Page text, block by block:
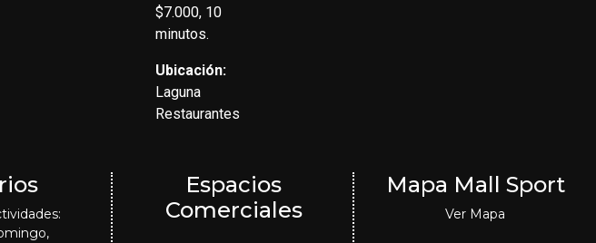
$7.000, 10
minutos.
Ubicación:
Laguna
Restaurantes
Espacios
Comerciales
Mapa Mall Sport
Ver Mapa